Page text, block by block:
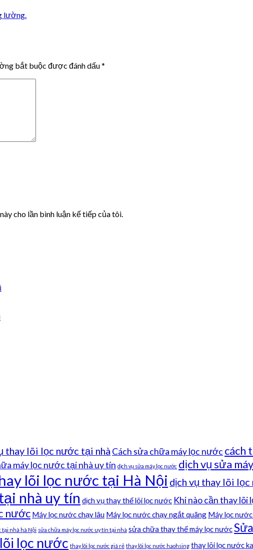
lường.
bắt buộc được đánh dấu*
cho lần bình luận kế tiếp của tôi.
thay lõi lọc nước tại nhà Cách sửa chữa máy lọc nước cách
máy lọc nước tại nhà uy tín dịch vụ sửa máy lọc nước dịch vụ sửa
lõi lọc nước tại Hà Nội dịch vụ thay lõi
nhà uy tín dịch vụ thay thế lõi lọc nước Khi nào cần thay lõi
nước Máy lọc nước chạy lâu Máy lọc nước chạy ngắt quãng Máy lọc
tại nhà hà Nội sửa chữa máy lọc nước uy tín tại nhà sửa chữa thay thế máy lọc nước
lọc nước thay lõi lọc nước giá rẻ thay lõi lọc nước haohsing thay lõi lọc nước